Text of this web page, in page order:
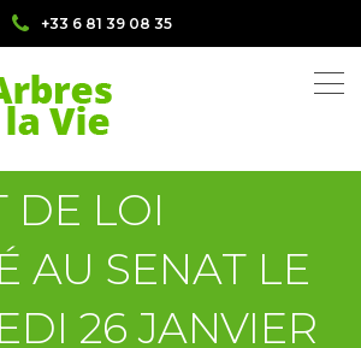
+33 6 81 39 08 35
DE LOI
AU SENAT LE
26 JANVIER